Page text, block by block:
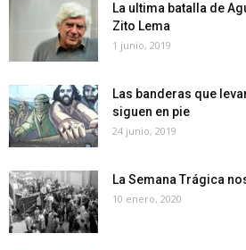
La ultima batalla de
Zito Lema
1 junio, 2019
Las banderas que
siguen en pie
24 junio, 2019
La Semana Trágica
10 enero, 2020